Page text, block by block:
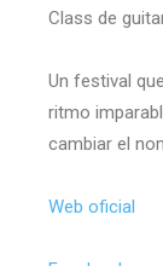
Class de
Un festival
ritmo
cambiar el
Web oficial